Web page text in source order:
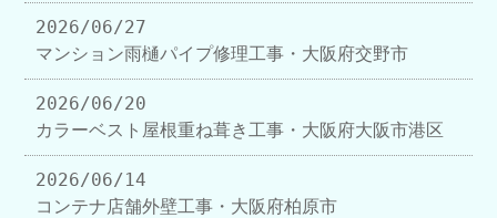
2026/06/27
マンション雨樋パイプ修理工事・大阪府交野市
2026/06/20
カラーベスト屋根重ね葺き工事・大阪府大阪市港区
2026/06/14
コンテナ店舗外壁工事・大阪府柏原市